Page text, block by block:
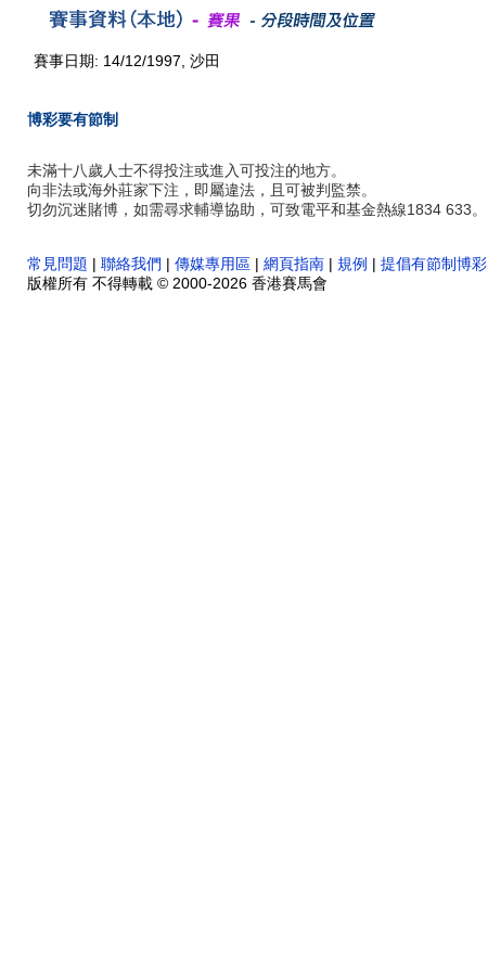
賽事日期: 14/12/1997, 沙田
博彩要有節制
未滿十八歲人士不得投注或進入可投注的地方。
向非法或海外莊家下注，即屬違法，且可被判監禁。
切勿沉迷賭博，如需尋求輔導協助，可致電平和基金熱線1834 633。
常見問題 | 聯絡我們 | 傳媒專用區 | 網頁指南 | 規例 | 提倡有節制博彩
版權所有 不得轉載 © 2000-2026 香港賽馬會